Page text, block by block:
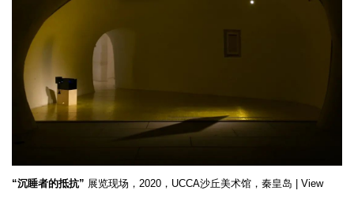
“沉睡者的抵抗” 展览现场，2020，UCCA沙丘美术馆，秦皇岛 | View